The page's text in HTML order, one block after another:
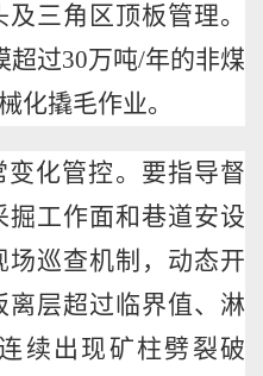
三角区顶板管理。
超过30万吨/年的非煤
化撬毛作业。
变化管控。要指导督
工作面和巷道安设
巡查机制，动态开
层超过临界值、淋
续出现矿柱劈裂破